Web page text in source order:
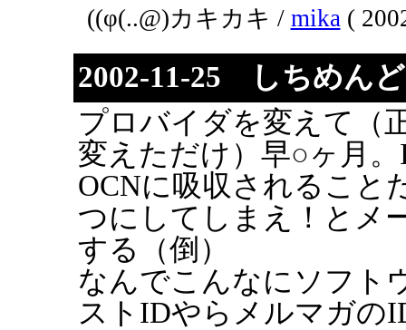
((φ(..@)カキカキ / mika (
2002-11-25 しちめん
プロバイダを変えて（
変えただけ）早○ヶ月
OCNに吸収されること
つにしてしまえ！とメ
する（倒）
なんでこんなにソフト
ストIDやらメルマガの